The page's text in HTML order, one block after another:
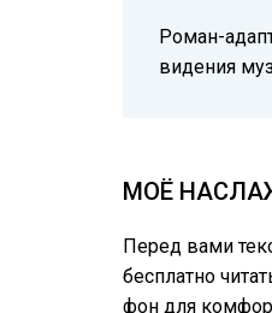
Роман-
видения
МОЁ
Перед вами
бесплатно
фон для